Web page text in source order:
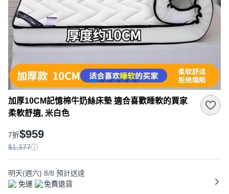
加厚10CM記憶棉牛奶絲床墊 適合喜歡睡軟的買家
柔軟舒適, 米白色
7折$959
$1,377
明天(週六) 8/8 預計送達
免運
免費退貨